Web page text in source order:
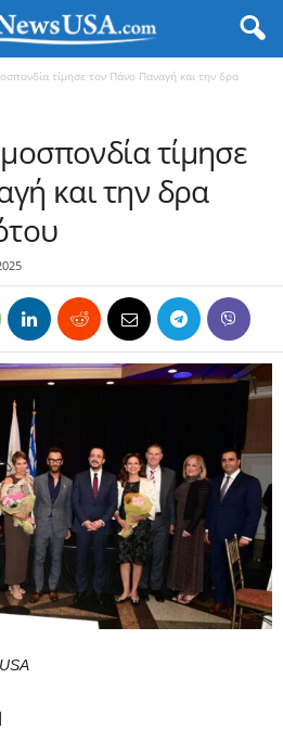
τίμησε τον Πάνο Παναγή και την δρα
τίμησε
και την δρα